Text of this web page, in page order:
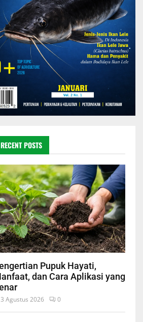
RECENT POSTS
Pupuk Hayati,
dan Cara Aplikasi yang
3 Agustus 2026 0